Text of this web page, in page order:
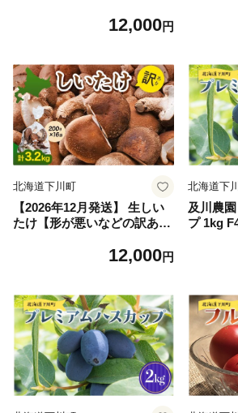
12,000円
北海道下川町
【2026年12月発送】 生しい
たけ【形が悪いなどの訳あり
12,000円
北海道下
及川農
プ 1kg